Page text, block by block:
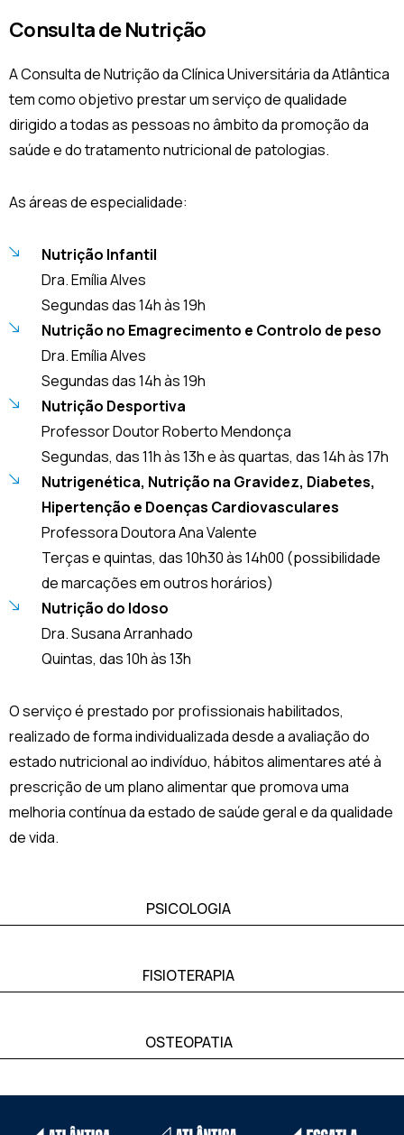
PSICOLOGIA
FISIOTERAPIA
OSTEOPATIA
Consulta de Nutrição
A Consulta de Nutrição da Clínica Universitária da Atlântica
tem como objetivo prestar um serviço de qualidade
dirigido a todas as pessoas no âmbito da promoção da
saúde e do tratamento nutricional de patologias.
As áreas de especialidade:
Nutrição Infantil
Dra. Emília Alves
Segundas das 14h às 19h
Nutrição no Emagrecimento e Controlo de peso
Dra. Emília Alves
Segundas das 14h às 19h
Nutrição Desportiva
Professor Doutor Roberto Mendonça
Segundas, das 11h às 13h e às quartas, das 14h às 17h
Nutrigenética, Nutrição na Gravidez, Diabetes,
Hipertenção e Doenças Cardiovasculares
Professora Doutora Ana Valente
Terças e quintas, das 10h30 às 14h00 (possibilidade
de marcações em outros horários)
Nutrição do Idoso
Dra. Susana Arranhado
Quintas, das 10h às 13h
O serviço é prestado por profissionais habilitados,
realizado de forma individualizada desde a avaliação do
estado nutricional ao indivíduo, hábitos alimentares até à
prescrição de um plano alimentar que promova uma
melhoria contínua da estado de saúde geral e da qualidade
de vida.